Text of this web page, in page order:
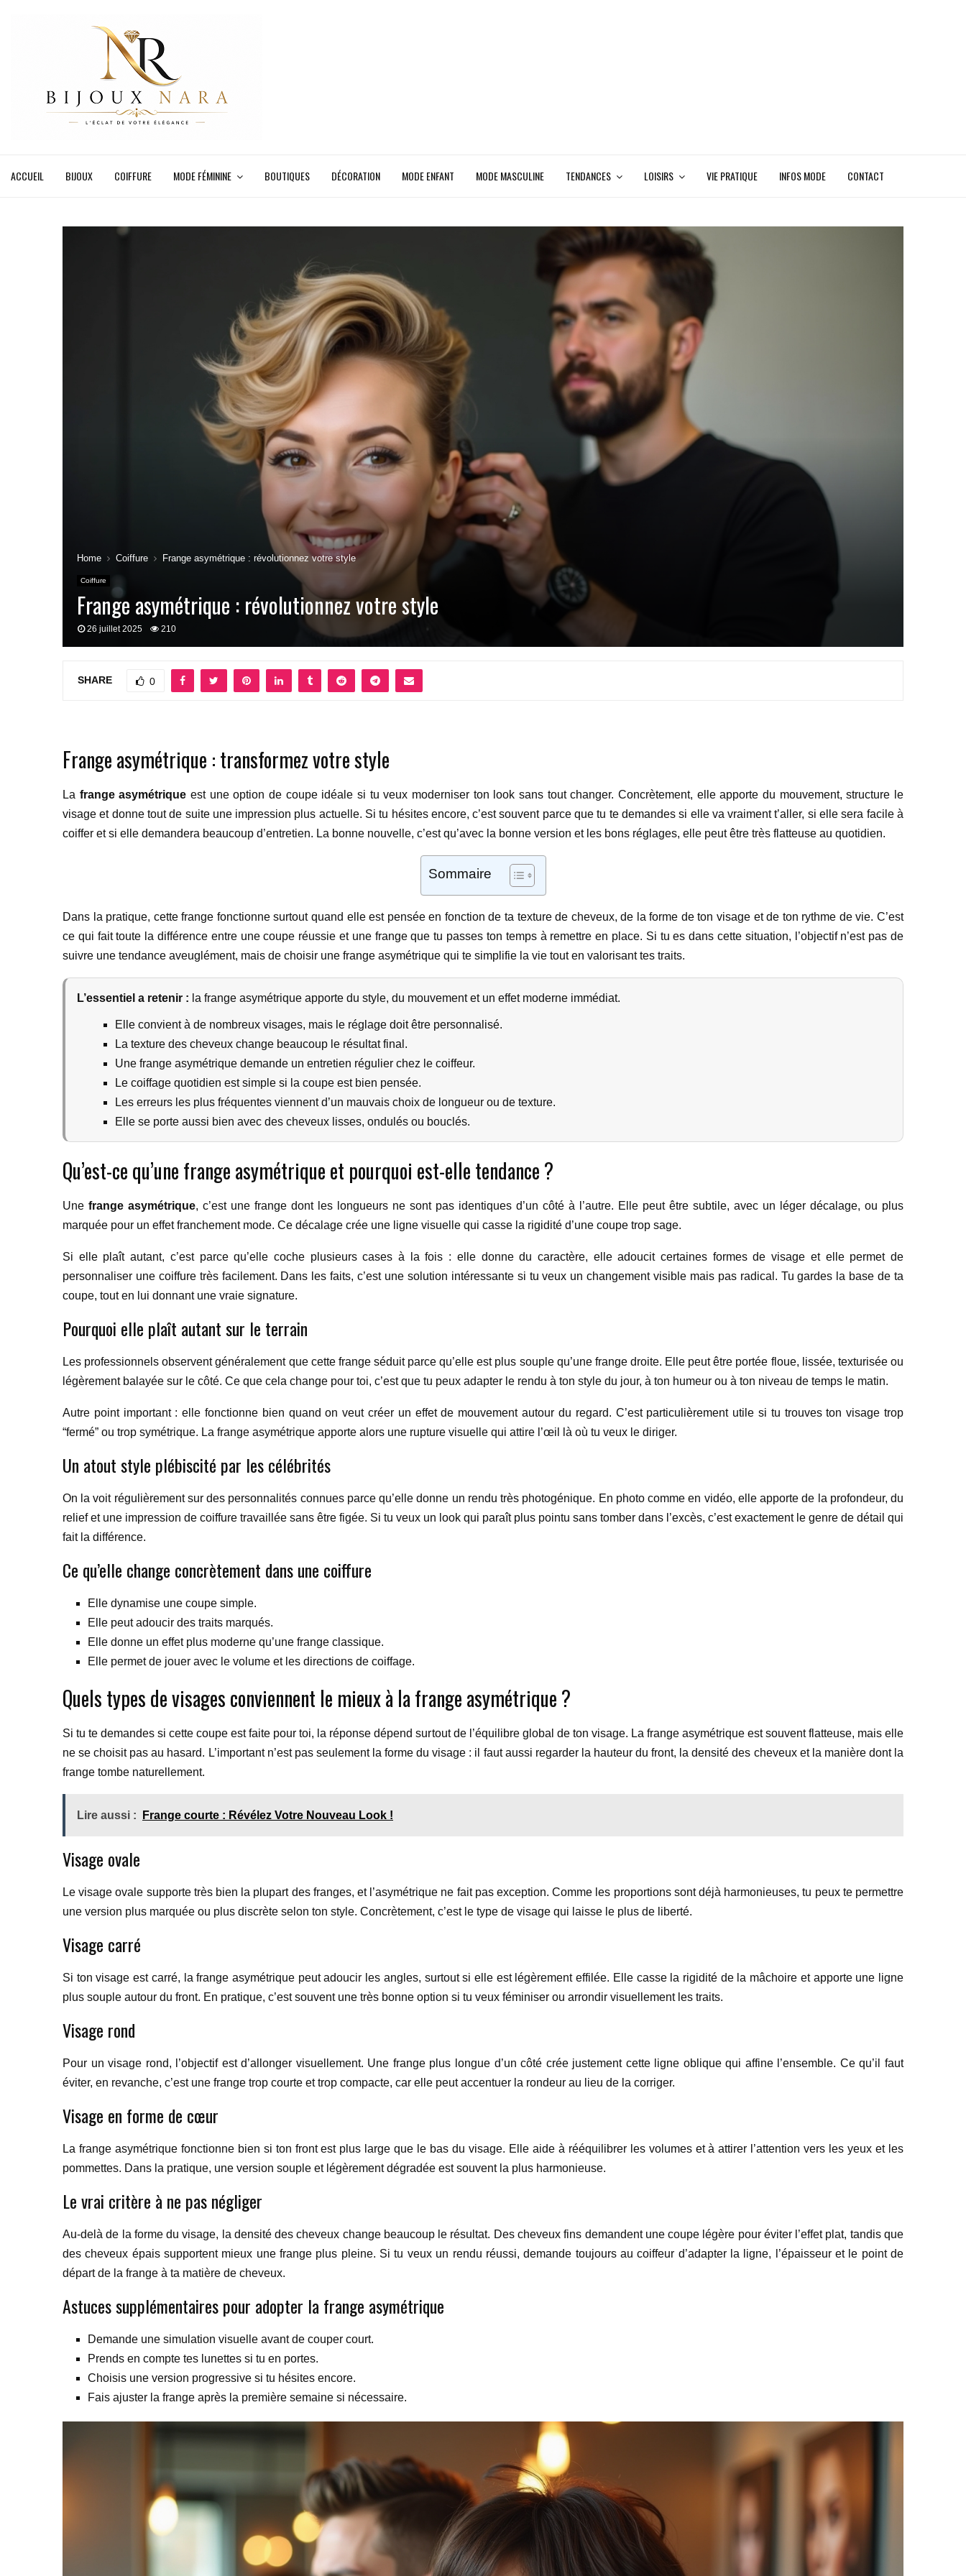
ACCUEIL BIJOUX COIFFURE MODE FÉMININE BOUTIQUES DÉCORATION MODE ENFANT MODE MASCULINE TENDANCES LOISIRS VIE PRATIQUE INFOS MODE CONTACT
Home Coiffure Frange asymétrique : révolutionnez votre style
Coiffure
Frange asymétrique : révolutionnez votre style
26 juillet 2025 210
SHARE 0
Frange asymétrique : transformez votre style
La frange asymétrique est une option de coupe idéale si tu veux moderniser ton look sans tout changer. Concrètement, elle apporte du mouvement, structure le
visage et donne tout de suite une impression plus actuelle. Si tu hésites encore, c’est souvent parce que tu te demandes si elle va vraiment t’aller, si elle sera facile à
coiffer et si elle demandera beaucoup d’entretien. La bonne nouvelle, c’est qu’avec la bonne version et les bons réglages, elle peut être très flatteuse au quotidien.
Sommaire
Dans la pratique, cette frange fonctionne surtout quand elle est pensée en fonction de ta texture de cheveux, de la forme de ton visage et de ton rythme de vie. C’est
ce qui fait toute la différence entre une coupe réussie et une frange que tu passes ton temps à remettre en place. Si tu es dans cette situation, l’objectif n’est pas de
suivre une tendance aveuglément, mais de choisir une frange asymétrique qui te simplifie la vie tout en valorisant tes traits.
L’essentiel a retenir : la frange asymétrique apporte du style, du mouvement et un effet moderne immédiat.
Elle convient à de nombreux visages, mais le réglage doit être personnalisé.
La texture des cheveux change beaucoup le résultat final.
Une frange asymétrique demande un entretien régulier chez le coiffeur.
Le coiffage quotidien est simple si la coupe est bien pensée.
Les erreurs les plus fréquentes viennent d’un mauvais choix de longueur ou de texture.
Elle se porte aussi bien avec des cheveux lisses, ondulés ou bouclés.
Qu’est-ce qu’une frange asymétrique et pourquoi est-elle tendance ?
Une frange asymétrique, c’est une frange dont les longueurs ne sont pas identiques d’un côté à l’autre. Elle peut être subtile, avec un léger décalage, ou plus
marquée pour un effet franchement mode. Ce décalage crée une ligne visuelle qui casse la rigidité d’une coupe trop sage.
Si elle plaît autant, c’est parce qu’elle coche plusieurs cases à la fois : elle donne du caractère, elle adoucit certaines formes de visage et elle permet de
personnaliser une coiffure très facilement. Dans les faits, c’est une solution intéressante si tu veux un changement visible mais pas radical. Tu gardes la base de ta
coupe, tout en lui donnant une vraie signature.
Pourquoi elle plaît autant sur le terrain
Les professionnels observent généralement que cette frange séduit parce qu’elle est plus souple qu’une frange droite. Elle peut être portée floue, lissée, texturisée ou
légèrement balayée sur le côté. Ce que cela change pour toi, c’est que tu peux adapter le rendu à ton style du jour, à ton humeur ou à ton niveau de temps le matin.
Autre point important : elle fonctionne bien quand on veut créer un effet de mouvement autour du regard. C’est particulièrement utile si tu trouves ton visage trop
“fermé” ou trop symétrique. La frange asymétrique apporte alors une rupture visuelle qui attire l’œil là où tu veux le diriger.
Un atout style plébiscité par les célébrités
On la voit régulièrement sur des personnalités connues parce qu’elle donne un rendu très photogénique. En photo comme en vidéo, elle apporte de la profondeur, du
relief et une impression de coiffure travaillée sans être figée. Si tu veux un look qui paraît plus pointu sans tomber dans l’excès, c’est exactement le genre de détail qui
fait la différence.
Ce qu’elle change concrètement dans une coiffure
Elle dynamise une coupe simple.
Elle peut adoucir des traits marqués.
Elle donne un effet plus moderne qu’une frange classique.
Elle permet de jouer avec le volume et les directions de coiffage.
Quels types de visages conviennent le mieux à la frange asymétrique ?
Si tu te demandes si cette coupe est faite pour toi, la réponse dépend surtout de l’équilibre global de ton visage. La frange asymétrique est souvent flatteuse, mais elle
ne se choisit pas au hasard. L’important n’est pas seulement la forme du visage : il faut aussi regarder la hauteur du front, la densité des cheveux et la manière dont la
frange tombe naturellement.
Lire aussi : Frange courte : Révélez Votre Nouveau Look !
Visage ovale
Le visage ovale supporte très bien la plupart des franges, et l’asymétrique ne fait pas exception. Comme les proportions sont déjà harmonieuses, tu peux te permettre
une version plus marquée ou plus discrète selon ton style. Concrètement, c’est le type de visage qui laisse le plus de liberté.
Visage carré
Si ton visage est carré, la frange asymétrique peut adoucir les angles, surtout si elle est légèrement effilée. Elle casse la rigidité de la mâchoire et apporte une ligne
plus souple autour du front. En pratique, c’est souvent une très bonne option si tu veux féminiser ou arrondir visuellement les traits.
Visage rond
Pour un visage rond, l’objectif est d’allonger visuellement. Une frange plus longue d’un côté crée justement cette ligne oblique qui affine l’ensemble. Ce qu’il faut
éviter, en revanche, c’est une frange trop courte et trop compacte, car elle peut accentuer la rondeur au lieu de la corriger.
Visage en forme de cœur
La frange asymétrique fonctionne bien si ton front est plus large que le bas du visage. Elle aide à rééquilibrer les volumes et à attirer l’attention vers les yeux et les
pommettes. Dans la pratique, une version souple et légèrement dégradée est souvent la plus harmonieuse.
Le vrai critère à ne pas négliger
Au-delà de la forme du visage, la densité des cheveux change beaucoup le résultat. Des cheveux fins demandent une coupe légère pour éviter l’effet plat, tandis que
des cheveux épais supportent mieux une frange plus pleine. Si tu veux un rendu réussi, demande toujours au coiffeur d’adapter la ligne, l’épaisseur et le point de
départ de la frange à ta matière de cheveux.
Astuces supplémentaires pour adopter la frange asymétrique
Demande une simulation visuelle avant de couper court.
Prends en compte tes lunettes si tu en portes.
Choisis une version progressive si tu hésites encore.
Fais ajuster la frange après la première semaine si nécessaire.